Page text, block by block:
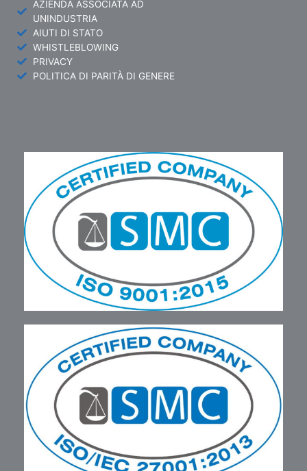
AZIENDA ASSOCIATA AD
UNINDUSTRIA
AIUTI DI STATO
WHISTLEBLOWING
PRIVACY
POLITICA DI PARITÀ DI GENERE